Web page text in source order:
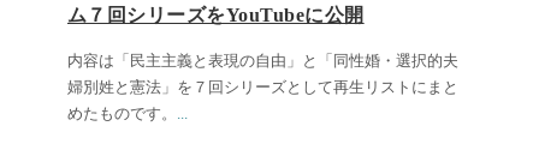
ム７回シリーズをYouTubeに公開
内容は「民主主義と表現の自由」と「同性婚・選択的夫
婦別姓と憲法」を７回シリーズとして再生リストにまと
めたものです。 ...